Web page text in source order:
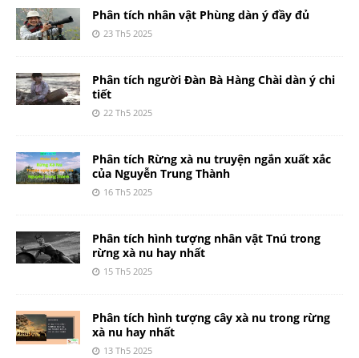
Phân tích nhân vật Phùng dàn ý đầy đủ
23 Th5 2025
Phân tích người Đàn Bà Hàng Chài dàn ý chi
tiết
22 Th5 2025
Phân tích Rừng xà nu truyện ngắn xuất xắc
của Nguyễn Trung Thành
16 Th5 2025
Phân tích hình tượng nhân vật Tnú trong
rừng xà nu hay nhất
15 Th5 2025
Phân tích hình tượng cây xà nu trong rừng
xà nu hay nhất
13 Th5 2025